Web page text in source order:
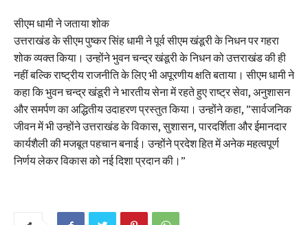
सीएम धामी ने जताया शोक
उत्तराखंड के सीएम पुष्कर सिंह धामी ने पूर्व सीएम खंडूरी के निधन पर गहरा
शोक व्यक्त किया। उन्होंने भुवन चन्द्र खंडूरी के निधन को उत्तराखंड की ही
नहीं बल्कि राष्ट्रीय राजनीति के लिए भी अपूरणीय क्षति बताया। सीएम धामी ने
कहा कि भुवन चन्द्र खंडूरी ने भारतीय सेना में रहते हुए राष्ट्र सेवा, अनुशासन
और समर्पण का अद्धितीय उदाहरण प्रस्तुत किया। उन्होंने कहा, ”सार्वजनिक
जीवन में भी उन्होंने उत्तराखंड के विकास, सुशासन, पारदर्शिता और ईमानदार
कार्यशैली की मजबूत पहचान बनाई। उन्होंने प्रदेश हित में अनेक महत्वपूर्ण
निर्णय लेकर विकास को नई दिशा प्रदान की।”